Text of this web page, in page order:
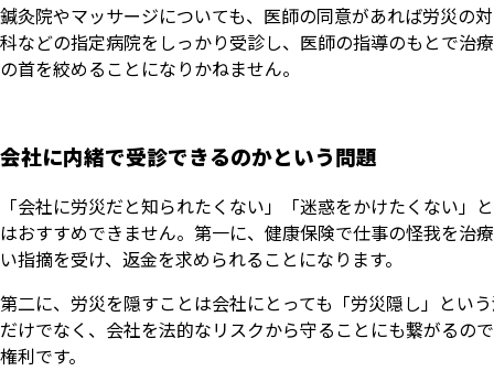
鍼灸院やマッサージについても、医師の同意があれば労災の
科などの指定病院をしっかり受診し、医師の指導のもとで治
の首を絞めることになりかねません。
会社に内緒で受診できるのかという問題
「会社に労災だと知られたくない」「迷惑をかけたくない
はおすすめできません。第一に、健康保険で仕事の怪我を治
い指摘を受け、返金を求められることになります。
第二に、労災を隠すことは会社にとっても「労災隠し」とい
だけでなく、会社を法的なリスクから守ることにも繋がるの
権利です。